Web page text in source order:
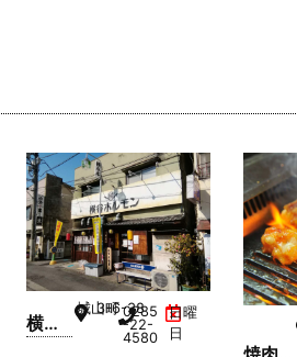
横谷
城山町3-6-38
0285
-22-
4580
日曜
日